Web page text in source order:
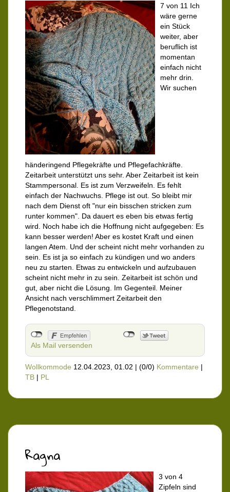
7 von 11 Ich
wäre gerne
ein Stück
weiter, aber
beruflich ist
momentan
einfach nicht
mehr drin.
Wir suchen
händeringend Pflegekräfte und Pflegefachkräfte.
Zeitarbeit unterstützt uns sehr. Aber Zeitarbeit ist kein
Stammpersonal. Es ist zum Verzweifeln. Es fehlt
einfach der Nachwuchs. Pflege ist out. So bleibt mir
nach dem Dienst oft "nur ein bisschen stricken zum
runter kommen". Da dauert es eben bis etwas fertig
wird. Noch habe ich die Hoffnung nicht aufgegeben: Es
kann besser werden! Aber es kostet Kraft und einen
langen Atem. Und der scheint nicht mehr vorhanden zu
sein. Es ist ja so einfach zu kündigen und wo anders
neu zu starten. Etwas zu entwickeln und aufzubauen
scheint nicht mehr in zu sein. Zeitarbeit ist schön und
gut, aber nicht die Lösung. Im Gegenteil. Meiner
Ansicht nach verschlimmert Zeitarbeit den
Pflegenotstand.
Als Mail versenden
Wollkommode 12.04.2023, 01.02 | (0/0) Kommentare |
TB | PL
Ragna
3 von 4
Zipfeln sind